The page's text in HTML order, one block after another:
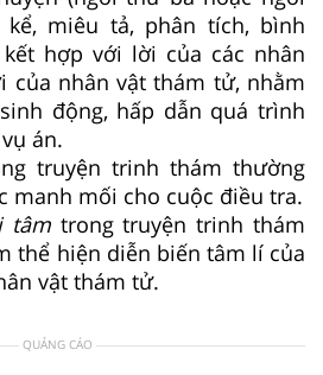
miêu tả, phân tích, bình
hợp với lời của các nhân
của nhân vật thám tử, nhằm
động, hấp dẫn quá trình
án.
truyện trinh thám thường
manh mối cho cuộc điều tra.
tâmtrong truyện trinh thám
thể hiện diễn biến tâm lí của
vật thám tử.
QUẢNG CÁO